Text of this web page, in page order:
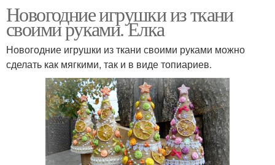
Новогодние игрушки из ткани
своими руками. Елка
Новогодние игрушки из ткани своими руками можно
сделать как мягкими, так и в виде топиариев.